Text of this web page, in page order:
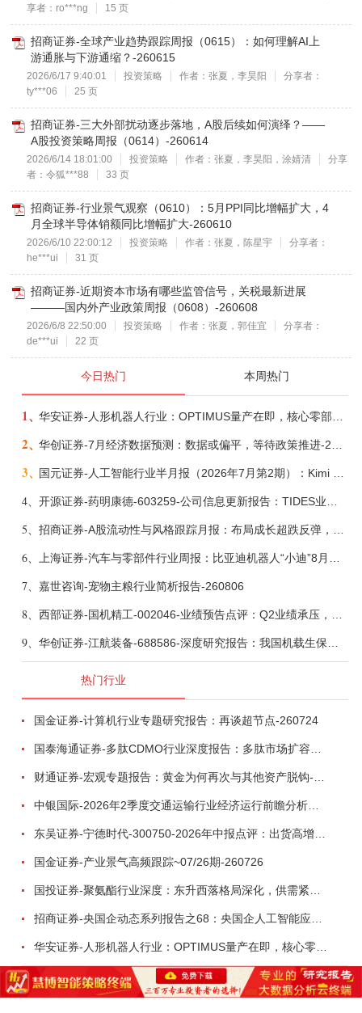
享者：ro***ng
15 页
招商证券-全球产业趋势跟踪周报（0615）：如何理解AI上
游通胀与下游通缩？-260615
2026/6/17 9:40:01 投资策略 作者：张夏，李昊阳
分享者：
ty***06
25 页
招商证券-三大外部扰动逐步落地，A股后续如何演绎？——
A股投资策略周报（0614）-260614
2026/6/14 18:01:00 投资策略 作者：张夏，李昊阳，涂婧清
分享
者：令狐***88
33 页
招商证券-行业景气观察（0610）：5月PPI同比增幅扩大，4
月全球半导体销额同比增幅扩大-260610
2026/6/10 22:00:12 投资策略 作者：张夏，陈星宇
分享者：
he***ui
31 页
招商证券-近期资本市场有哪些监管信号，关税最新进展
———国内外产业政策周报（0608）-260608
2026/6/8 22:50:00 投资策略 作者：张夏，郭佳宜
分享者：
de***ui
22 页
今日热门 本周热门
1、 华安证券-人形机器人行业：OPTIMUS量产在即，核心零部件充分受益-260803
2、 华创证券-7月经济数据预测：数据或偏平，等待政策推进-260805
3、 国元证券-人工智能行业半月报（2026年7月第2期）：Kimi K3发布，引领开源大模型发展-260805
4、 开源证券-药明康德-603259-公司信息更新报告：TIDES业务超预期增长，小分子D&M加速向上-260805
5、 招商证券-A股流动性与风格跟踪月报：布局成长超跌反弹，保留部分再平衡配置-260805
6、 上海证券-汽车与零部件行业周报：比亚迪机器人“小迪”8月亮相，“人工智能+”赋能邮政无人机无人车加速落地-260805
7、 嘉世咨询-宠物主粮行业简析报告-260806
8、 西部证券-国机精工-002046-业绩预告点评：Q2业绩承压，看好金刚石散热与特种轴承业务-260804
9、 华创证券-江航装备-688586-深度研究报告：我国机载生保与燃油系统核心供应商，发力“民机+军贸+特种制冷”新质新域——华创交运|航空强国系列（十二）-260804
热门行业
国金证券-计算机行业专题研究报告：再谈超节点-260724
国泰海通证券-多肽CDMO行业深度报告：多肽市场扩容带动CDMO产能扩建-260727
财通证券-宏观专题报告：黄金为何再次与其他资产脱钩-260726
中银国际-2026年2季度交通运输行业经济运行前瞻分析：地缘冲突致航运和航空景气度分化，交通基础设施板块总体呈现稳健特征-260724
东吴证券-宁德时代-300750-2026年中报点评：出货高增业绩稳健，回购彰显龙头信心-260726
国金证券-产业景气高频跟踪~07/26期-260726
国投证券-聚氨酯行业深度：东升西落格局深化，供需紧平衡驱动盈利修复-260804
招商证券-央国企动态系列报告之68：央国企人工智能应用场景专题-260803
华安证券-人形机器人行业：OPTIMUS量产在即，核心零部件充分受益-260803